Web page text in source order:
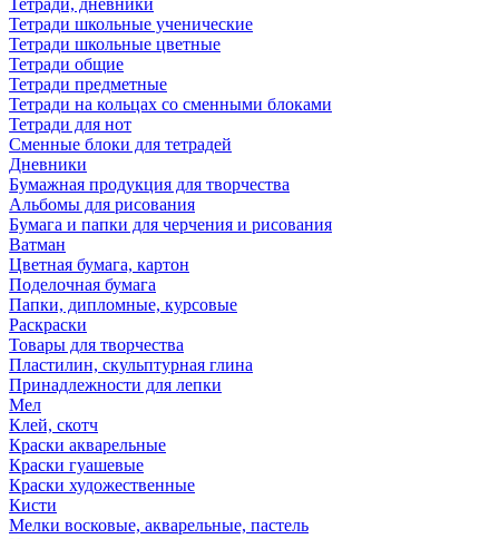
Тетради, дневники
Тетради школьные ученические
Тетради школьные цветные
Тетради общие
Тетради предметные
Тетради на кольцах со сменными блоками
Тетради для нот
Сменные блоки для тетрадей
Дневники
Бумажная продукция для творчества
Альбомы для рисования
Бумага и папки для черчения и рисования
Ватман
Цветная бумага, картон
Поделочная бумага
Папки, дипломные, курсовые
Раскраски
Товары для творчества
Пластилин, скульптурная глина
Принадлежности для лепки
Мел
Клей, скотч
Краски акварельные
Краски гуашевые
Краски художественные
Кисти
Мелки восковые, акварельные, пастель